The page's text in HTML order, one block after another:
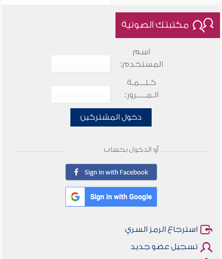
مكتبتك الصوتية
اسم
المستخدم:
كـلـــمـة
الـمـــــرور:
دخول المشتركين
أو الدخول بحساب
استرجاع الرمز السري
تسجيل عضو جديد